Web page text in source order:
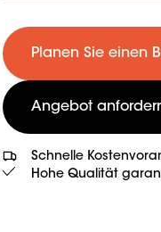
Planen Sie einen
Angebot
Schnelle
Hohe Qualität